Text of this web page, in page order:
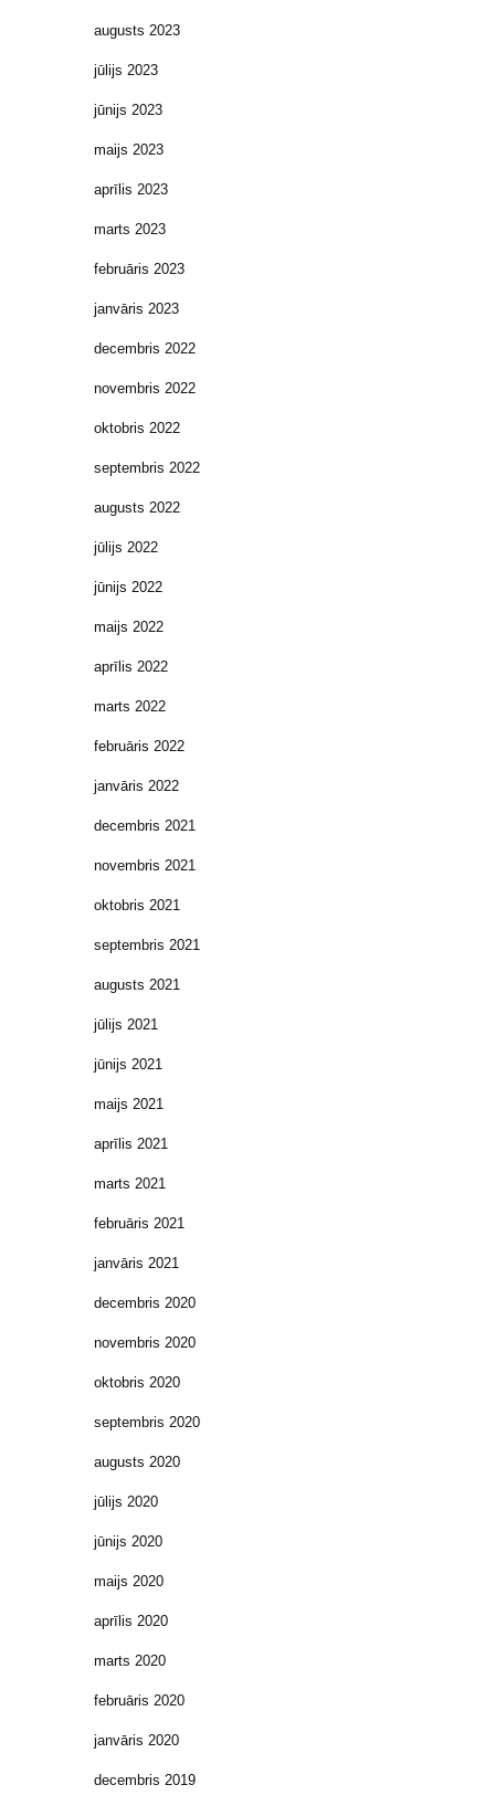
augusts 2023
jūlijs 2023
jūnijs 2023
maijs 2023
aprīlis 2023
marts 2023
februāris 2023
janvāris 2023
decembris 2022
novembris 2022
oktobris 2022
septembris 2022
augusts 2022
jūlijs 2022
jūnijs 2022
maijs 2022
aprīlis 2022
marts 2022
februāris 2022
janvāris 2022
decembris 2021
novembris 2021
oktobris 2021
septembris 2021
augusts 2021
jūlijs 2021
jūnijs 2021
maijs 2021
aprīlis 2021
marts 2021
februāris 2021
janvāris 2021
decembris 2020
novembris 2020
oktobris 2020
septembris 2020
augusts 2020
jūlijs 2020
jūnijs 2020
maijs 2020
aprīlis 2020
marts 2020
februāris 2020
janvāris 2020
decembris 2019